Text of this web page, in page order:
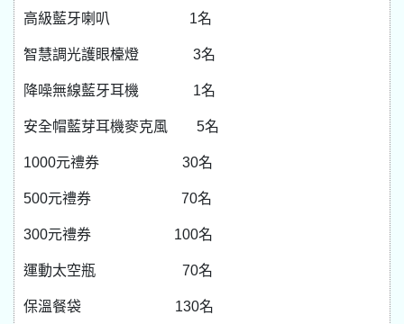
高級藍牙喇叭 1名
智慧調光護眼檯燈 3名
降噪無線藍牙耳機 1名
安全帽藍芽耳機麥克風 5名
1000元禮券 30名
500元禮券 70名
300元禮券 100名
運動太空瓶 70名
保溫餐袋 130名